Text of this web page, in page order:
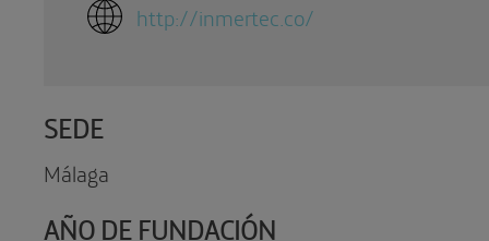
http://inmertec.co/
SEDE
Málaga
AÑO DE FUNDACIÓN